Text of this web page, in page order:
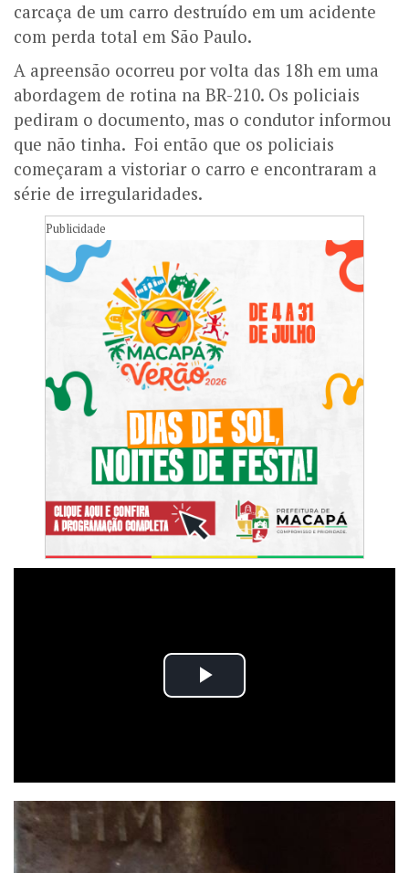
carcaça de um carro destruído em um acidente
com perda total em São Paulo.
A apreensão ocorreu por volta das 18h em uma
abordagem de rotina na BR-210. Os policiais
pediram o documento, mas o condutor informou
que não tinha. Foi então que os policiais
começaram a vistoriar o carro e encontraram a
série de irregularidades.
Publicidade